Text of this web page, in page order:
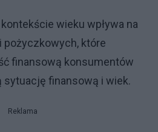
wieku wpływa na
które
finansową konsumentów
sytuację finansową i wiek.
Reklama